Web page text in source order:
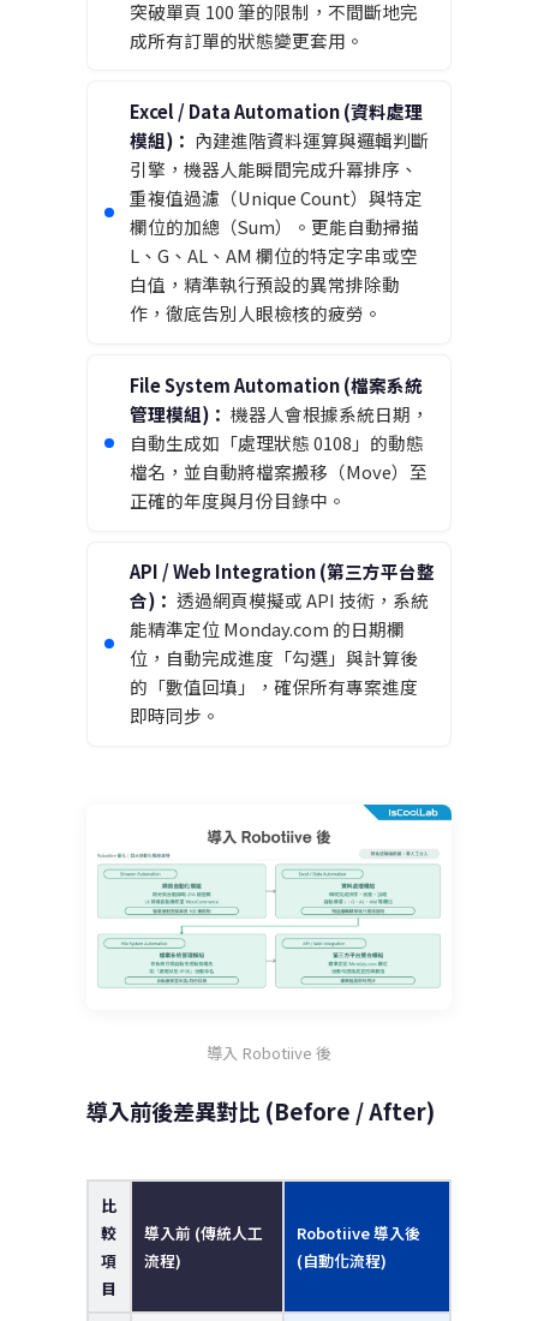
突破單頁 100 筆的限制，不間斷地完
成所有訂單的狀態變更套用。
Excel / Data Automation (資料處理
模組)： 內建進階資料運算與邏輯判斷
引擎，機器人能瞬間完成升冪排序、
重複值過濾（Unique Count）與特定
欄位的加總（Sum）。更能自動掃描
L、G、AL、AM 欄位的特定字串或空
白值，精準執行預設的異常排除動
作，徹底告別人眼檢核的疲勞。
File System Automation (檔案系統
管理模組)： 機器人會根據系統日期，
自動生成如「處理狀態 0108」的動態
檔名，並自動將檔案搬移（Move）至
正確的年度與月份目錄中。
API / Web Integration (第三方平台整
合)： 透過網頁模擬或 API 技術，系統
能精準定位 Monday.com 的日期欄
位，自動完成進度「勾選」與計算後
的「數值回填」，確保所有專案進度
即時同步。
導入 Robotiive 後
導入前後差異對比 (Before / After)
比
較
項
目
導入前 (傳統人工
流程)
Robotiive 導入後
(自動化流程)